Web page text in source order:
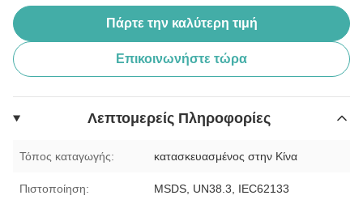
Πάρτε την καλύτερη τιμή
Επικοινωνήστε τώρα
Λεπτομερείς Πληροφορίες
Τόπος καταγωγής: κατασκευασμένος στην Κίνα
Πιστοποίηση: MSDS, UN38.3, IEC62133